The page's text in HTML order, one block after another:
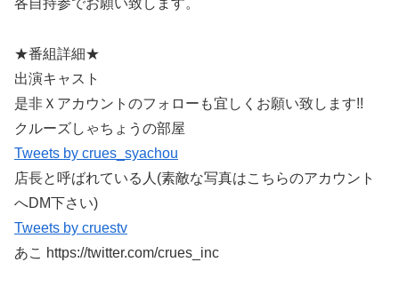
各自持参でお願い致します。
★番組詳細★
出演キャスト
是非Ｘアカウントのフォローも宜しくお願い致します!!
クルーズしゃちょうの部屋
Tweets by crues_syachou
店長と呼ばれている人(素敵な写真はこちらのアカウント
へDM下さい)
Tweets by cruestv
あこ https://twitter.com/crues_inc